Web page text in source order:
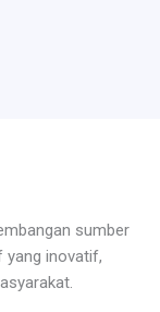
sumber
yang inovatif,